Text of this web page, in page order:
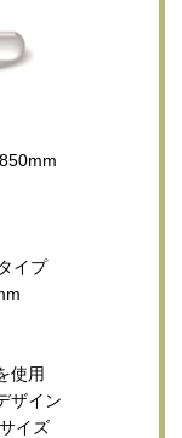
イプ
使用
ザイン
イズ